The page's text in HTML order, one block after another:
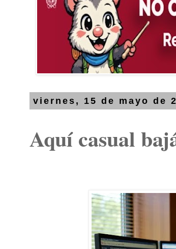
viernes, 15 de mayo de
Aquí casual